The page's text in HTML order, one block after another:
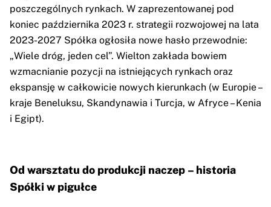
poszczególnych rynkach. W zaprezentowanej pod
koniec października 2023 r. strategii rozwojowej na lata
2023-2027 Spółka ogłosiła nowe hasło przewodnie:
„Wiele dróg, jeden cel”. Wielton zakłada bowiem
wzmacnianie pozycji na istniejących rynkach oraz
ekspansję w całkowicie nowych kierunkach (w Europie –
kraje Beneluksu, Skandynawia i Turcja, w Afryce – Kenia
i Egipt).
Od warsztatu do produkcji naczep – historia
Spółki w pigułce